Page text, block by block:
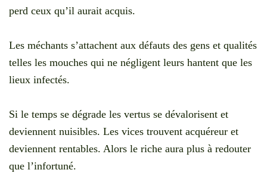
perd ceux qu’il aurait acquis.
Les méchants s’attachent aux défauts des gens et qualités
telles les mouches qui ne négligent leurs hantent que les
lieux infectés.
Si le temps se dégrade les vertus se dévalorisent et
deviennent nuisibles. Les vices trouvent acquéreur et
deviennent rentables. Alors le riche aura plus à redouter
que l’infortuné.